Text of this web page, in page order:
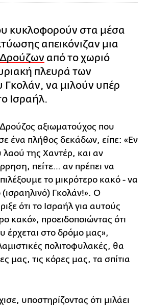
κυκλοφορούν στα μέσα
απεικόνιζαν μια
Δρούζων από το χωριό
πλευρά των
να μιλούν υπέρ
Ισραήλ.
αξιωματούχος που
ένα πλήθος δεκάδων, είπε: «Εν
λαού της Χαντέρ, και αν
πείτε… αν πρέπει να
το μικρότερο κακό - να
Γκολάν!». Ο
ότι το Ισραήλ για αυτούς
κακό», προειδοποιώντας ότι
έρχεται στο δρόμο μας»,
πολιτοφυλακές, θα
μας, τις κόρες μας, τα σπίτια
υποστηρίζοντας ότι μιλάει